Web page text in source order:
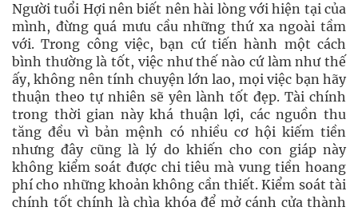
Người tuổi Hợi nên biết nên hài lòng với hiện tại của
mình, đừng quá mưu cầu những thứ xa ngoài tầm
với. Trong công việc, bạn cứ tiến hành một cách
bình thường là tốt, việc như thế nào cứ làm như thế
ấy, không nên tính chuyện lớn lao, mọi việc bạn hãy
thuận theo tự nhiên sẽ yên lành tốt đẹp. Tài chính
trong thời gian này khá thuận lợi, các nguồn thu
tăng đều vì bản mệnh có nhiều cơ hội kiếm tiền
nhưng đây cũng là lý do khiến cho con giáp này
không kiểm soát được chi tiêu mà vung tiền hoang
phí cho những khoản không cần thiết. Kiểm soát tài
chính tốt chính là chìa khóa để mở cánh cửa thành